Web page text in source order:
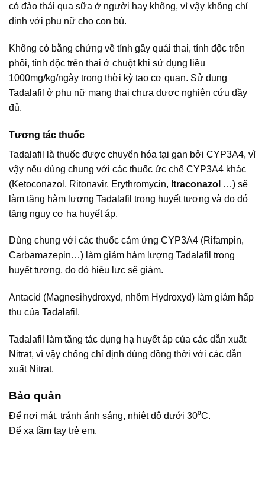
có đào thải qua sữa ở người hay không, vì vậy không chỉ
định với phụ nữ cho con bú.
Không có bằng chứng về tính gây quái thai, tính độc trên
phôi, tính độc trên thai ở chuột khi sử dụng liều
1000mg/kg/ngày trong thời kỳ tạo cơ quan. Sử dụng
Tadalafil ở phụ nữ mang thai chưa được nghiên cứu đầy
đủ.
Tương tác thuốc
Tadalafil là thuốc được chuyển hóa tại gan bởi CYP3A4, vì
vậy nếu dùng chung với các thuốc ức chế CYP3A4 khác
(Ketoconazol, Ritonavir, Erythromycin, Itraconazol …) sẽ
làm tăng hàm lượng Tadalafil trong huyết tương và do đó
tăng nguy cơ hạ huyết áp.
Dùng chung với các thuốc cảm ứng CYP3A4 (Rifampin,
Carbamazepin…) làm giảm hàm lượng Tadalafil trong
huyết tương, do đó hiệu lực sẽ giảm.
Antacid (Magnesihydroxyd, nhôm Hydroxyd) làm giảm hấp
thu của Tadalafil.
Tadalafil làm tăng tác dụng hạ huyết áp của các dẫn xuất
Nitrat, vì vậy chống chỉ định dùng đồng thời với các dẫn
xuất Nitrat.
Bảo quản
Để nơi mát, tránh ánh sáng, nhiệt độ dưới 30⁰C.
Để xa tầm tay trẻ em.